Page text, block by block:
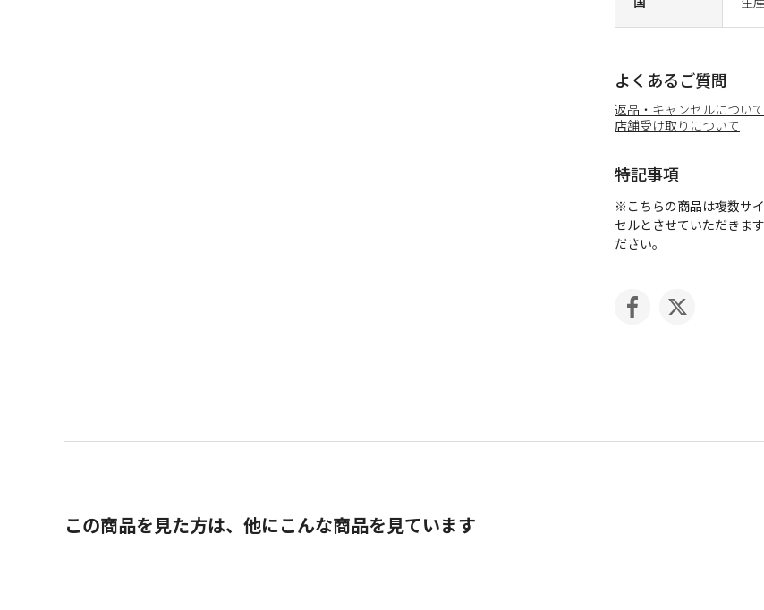
よくあるご質問
返品・キャンセルについて
店舗受け取りについて
特記事項
※こちらの商品は複数サ
セルとさせていただきま
ださい。
この商品を見た方は、他にこんな商品を見ています